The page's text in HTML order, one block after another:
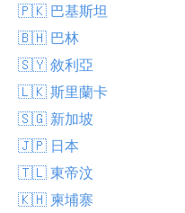
🇵🇰 巴基斯坦
🇧🇭 巴林
🇸🇾 敘利亞
🇱🇰 斯里蘭卡
🇸🇬 新加坡
🇯🇵 日本
🇹🇱 東帝汶
🇰🇭 柬埔寨